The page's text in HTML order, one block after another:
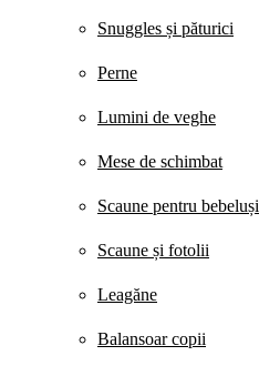
Snuggles și păturici
Perne
Lumini de veghe
Mese de schimbat
Scaune pentru bebeluși
Scaune și fotolii
Leagăne
Balansoar copii